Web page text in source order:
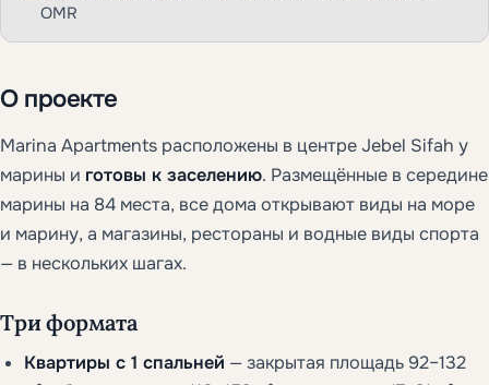
OMR
О проекте
Marina Apartments расположены в центре Jebel Sifah у
марины и готовы к заселению. Размещённые в середине
марины на 84 места, все дома открывают виды на море
и марину, а магазины, рестораны и водные виды спорта
— в нескольких шагах.
Три формата
Квартиры с 1 спальней — закрытая площадь 92–132